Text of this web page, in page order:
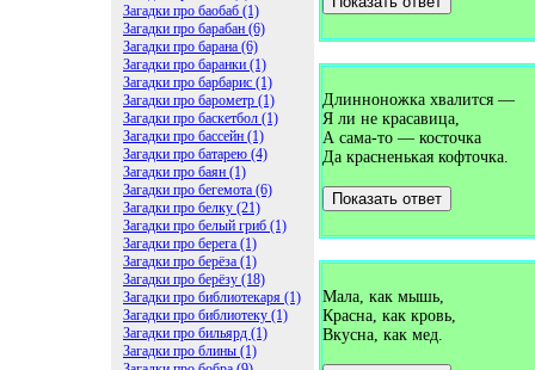
Загадки про баобаб (1)
Загадки про барабан (6)
Загадки про барана (6)
Загадки про баранки (1)
Загадки про барбарис (1)
Загадки про барометр (1)
Загадки про баскетбол (1)
Загадки про бассейн (1)
Загадки про батарею (4)
Загадки про баян (1)
Загадки про бегемота (6)
Загадки про белку (21)
Загадки про белый гриб (1)
Загадки про берега (1)
Загадки про берёза (1)
Загадки про берёзу (18)
Загадки про библиотекаря (1)
Загадки про библиотеку (1)
Загадки про бильярд (1)
Загадки про блины (1)
Длинноножка хвалится —
Я ли не красавица,
А сама-то — косточка
Да красненькая кофточка.
Показать ответ
Мала, как мышь,
Красна, как кровь,
Вкусна, как мед.